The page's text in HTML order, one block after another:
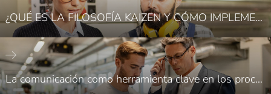
¿QUÉ ES LA FILOSOFÍA KAIZEN Y CÓMO IMPLEMENTARLA EN LAS EMPRESAS DE SALTILLO?
La comunicación como herramienta clave en los procesos de manufactura